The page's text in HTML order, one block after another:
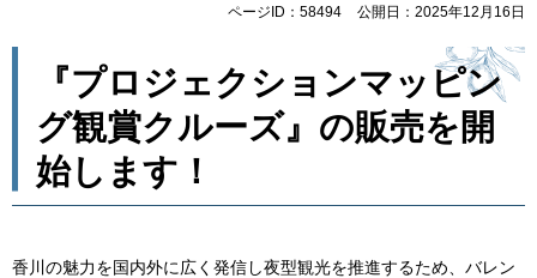
ページID：58494 公開日：2025年12月16日
『プロジェクションマッピン
グ観賞クルーズ』の販売を開
始します！
香川の魅力を国内外に広く発信し夜型観光を推進するため、バレン